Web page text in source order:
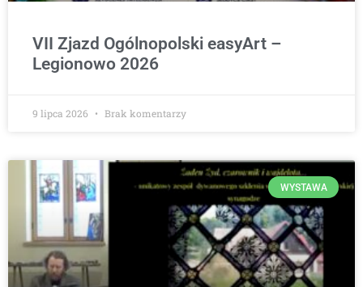
VII Zjazd Ogólnopolski easyArt –
Legionowo 2026
9 lipca 2026 Brak komentarzy
WYSTAWA